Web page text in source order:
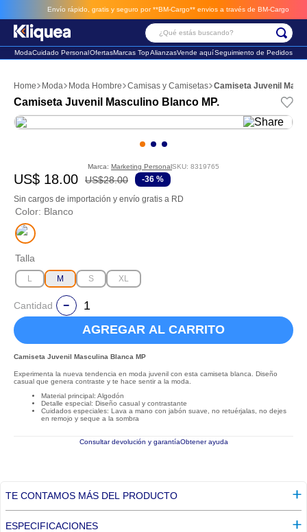
Envío rápido, gratis y seguro por **BM-Cargo** envios a través de BM-Cargo
¿Qué estás buscando?
ModaCuidado PersonalOfertasMarcas TopAlianzasVende aquíSeguimiento de Pedidos
Moda Moda Hombre Camisas y Camisetas Camiseta Juvenil
Camiseta Juvenil Masculino Blanco MP.
Marca: Marketing PersonalSKU: 8319765
US$ 18.00 US$28.00 -36 %
Sin cargos de importación y envío gratis a RD
Color: Blanco
Talla
L M S XL
Cantidad
AGREGAR AL CARRITO
Camiseta Juvenil Masculina Blanca MP
Experimenta la nueva tendencia en moda juvenil con esta camiseta blanca. Diseño
casual que genera contraste y te hace sentir a la moda.
Material principal: Algodón
Detalle especial: Diseño casual y contrastante
Cuidados especiales: Lava a mano con jabón suave, no retuérjalas, no dejes
en remojo y seque a la sombra
Consultar devolución y garantíaObtener ayuda
TE CONTAMOS MÁS DEL PRODUCTO
ESPECIFICACIONES
2. sandalia